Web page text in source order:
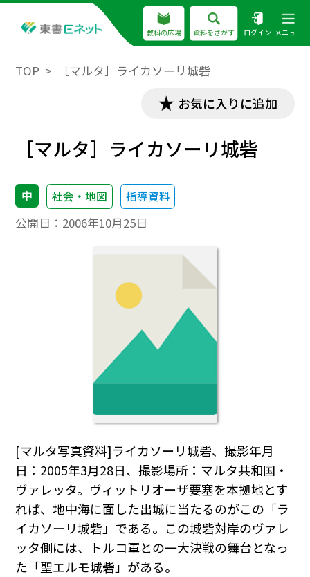
教科の広場 資料をさがす ログイン メニュー
TOP ［マルタ］ライカソーリ城砦
お気に入りに追加
［マルタ］ライカソーリ城砦
中 社会・地図 指導資料
公開日： 2006年10月25日
[マルタ写真資料]ライカソーリ城砦、撮影年月
日：2005年3月28日、撮影場所：マルタ共和国・
ヴァレッタ。ヴィットリオーザ要塞を本拠地とす
れば、地中海に面した出城に当たるのがこの「ラ
イカソーリ城砦」である。この城砦対岸のヴァレ
ッタ側には、トルコ軍との一大決戦の舞台となっ
た「聖エルモ城砦」がある。